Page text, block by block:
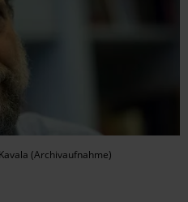
(Archivaufnahme)